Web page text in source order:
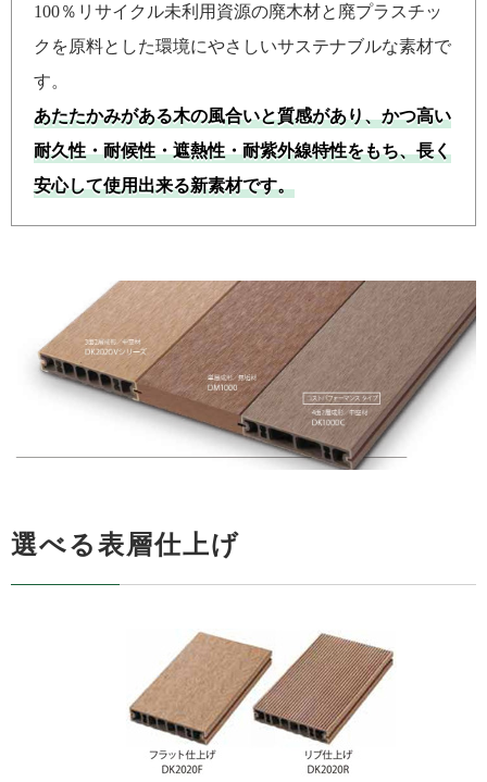
100％リサイクル未利用資源の廃木材と廃プラスチッ
クを原料とした環境にやさしいサステナブルな素材で
す。
あたたかみがある木の風合いと質感があり、かつ高い
耐久性・耐候性・遮熱性・耐紫外線特性をもち、長く
安心して使用出来る新素材です。
選べる表層仕上げ